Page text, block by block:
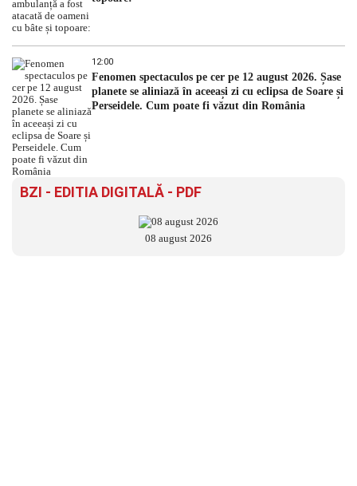
12:00
Fenomen spectaculos pe cer pe 12 august 2026. Șase
planete se aliniază în aceeași zi cu eclipsa de Soare și
Perseidele. Cum poate fi văzut din România
BZI - EDITIA DIGITALĂ - PDF
08 august 2026